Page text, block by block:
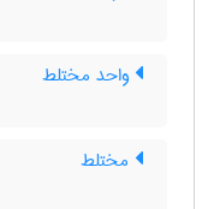
واحد مختلط
مختلط